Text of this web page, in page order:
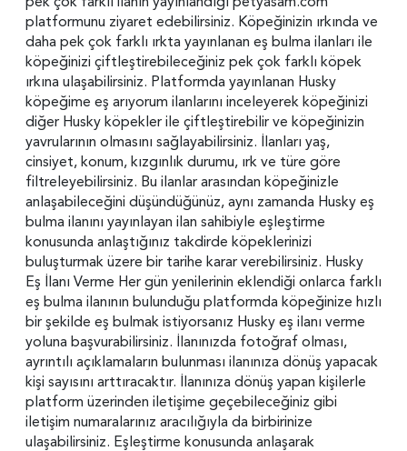
platformunu ziyaret edebilirsiniz. Köpeğinizin ırkında ve
daha pek çok farklı ırkta yayınlanan eş bulma ilanları ile
köpeğinizi çiftleştirebileceğiniz pek çok farklı köpek
ırkına ulaşabilirsiniz. Platformda yayınlanan Husky
köpeğime eş arıyorum ilanlarını inceleyerek köpeğinizi
diğer Husky köpekler ile çiftleştirebilir ve köpeğinizin
yavrularının olmasını sağlayabilirsiniz. İlanları yaş,
cinsiyet, konum, kızgınlık durumu, ırk ve türe göre
filtreleyebilirsiniz. Bu ilanlar arasından köpeğinizle
anlaşabileceğini düşündüğünüz, aynı zamanda Husky eş
bulma ilanını yayınlayan ilan sahibiyle eşleştirme
konusunda anlaştığınız takdirde köpeklerinizi
buluşturmak üzere bir tarihe karar verebilirsiniz. Husky
Eş İlanı Verme Her gün yenilerinin eklendiği onlarca farklı
eş bulma ilanının bulunduğu platformda köpeğinize hızlı
bir şekilde eş bulmak istiyorsanız Husky eş ilanı verme
yoluna başvurabilirsiniz. İlanınızda fotoğraf olması,
ayrıntılı açıklamaların bulunması ilanınıza dönüş yapacak
kişi sayısını arttıracaktır. İlanınıza dönüş yapan kişilerle
platform üzerinden iletişime geçebileceğiniz gibi
iletişim numaralarınız aracılığıyla da birbirinize
ulaşabilirsiniz. Eşleştirme konusunda anlaşarak